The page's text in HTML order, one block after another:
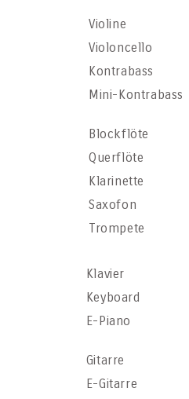
Violine
Violoncello
Kontrabass
Mini-Kontrabass
Blockflöte
Querflöte
Klarinette
Saxofon
Trompete
Klavier
Keyboard
E-Piano
Gitarre
E-Gitarre